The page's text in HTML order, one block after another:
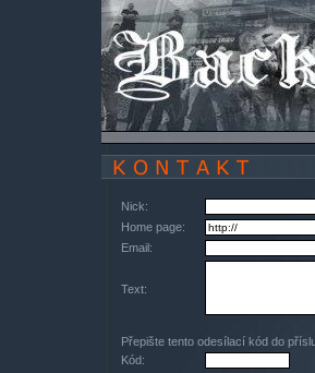
Nick:
Home page:
Email:
Text:
Přepište tento odesílací kód do
Kód: